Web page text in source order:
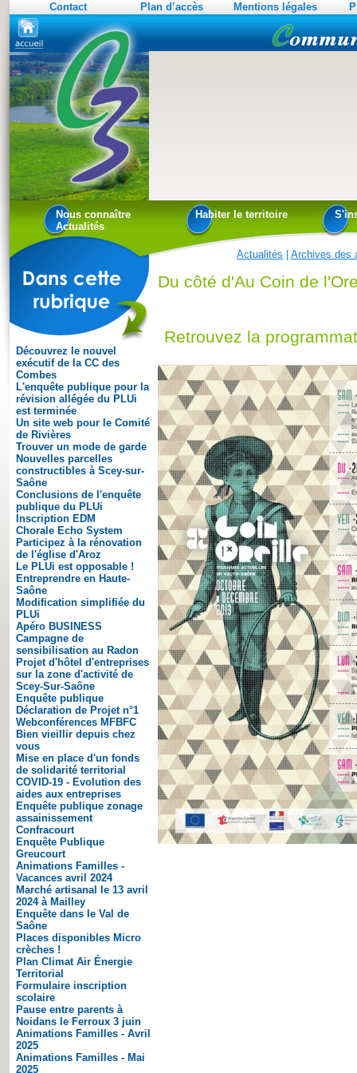
Contact Plan d’accès Mentions légales
Nous connaître Habiter le territoire
Actualités
Découvrez le nouvel
exécutif de la CC des
Combes
L'enquête publique pour la
révision allégée du PLUi
est terminée
Un site web pour le Comité
de Rivières
Trouver un mode de garde
Nouvelles parcelles
constructibles à Scey-sur-
Saône
Conclusions de l'enquête
publique du PLUi
Inscription EDM
Chorale Echo System
Participez à la rénovation
de l'église d'Aroz
Le PLUi est opposable !
Entreprendre en Haute-
Saône
Modification simplifiée du
PLUi
Apéro BUSINESS
Campagne de
sensibilisation au Radon
Projet d'hôtel d'entreprises
sur la zone d'activité de
Scey-Sur-Saône
Enquête publique
Déclaration de Projet n°1
Webconférences MFBFC
Bien vieillir depuis chez
vous
Mise en place d'un fonds
de solidarité territorial
COVID-19 - Evolution des
aides aux entreprises
Enquête publique zonage
assainissement
Confracourt
Enquête Publique
Greucourt
Animations Familles -
Vacances avril 2024
Marché artisanal le 13 avril
2024 à Mailley
Enquête dans le Val de
Saône
Places disponibles Micro
crèches !
Plan Climat Air Énergie
Territorial
Formulaire inscription
scolaire
Pause entre parents à
Noidans le Ferroux 3 juin
Animations Familles - Avril
2025
Animations Familles - Mai
2025
Actualités Archives des
Du côté d'Au Coin de
Retrouvez la